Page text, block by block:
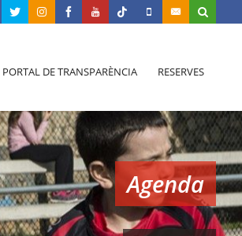
PORTAL DE TRANSPARÈNCIA RESERVES
Agenda